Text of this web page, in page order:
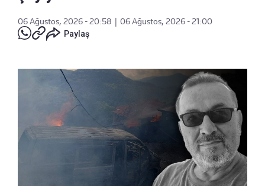
06 Ağustos, 2026 - 20:58
06 Ağustos, 2026 - 21:00
Paylaş